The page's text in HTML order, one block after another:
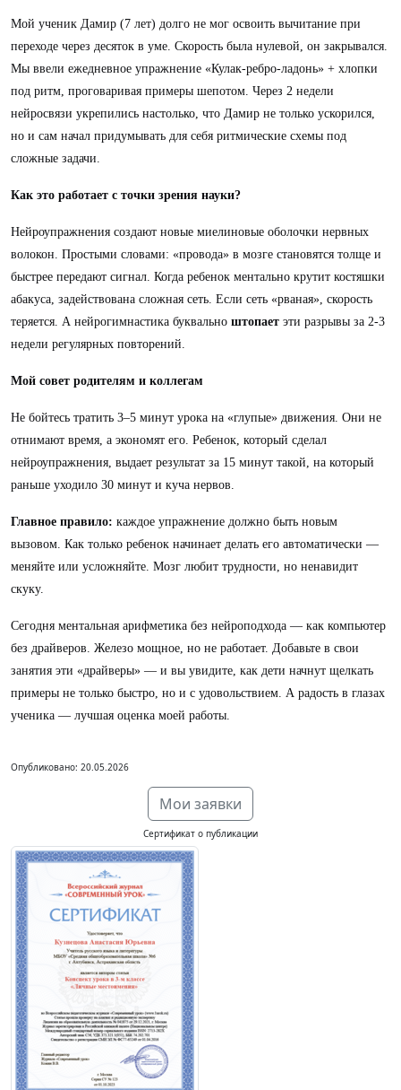
Мой ученик Дамир (7 лет) долго не мог освоить вычитание при
переходе через десяток в уме. Скорость была нулевой, он закрывался.
Мы ввели ежедневное упражнение «Кулак-ребро-ладонь» + хлопки
под ритм, проговаривая примеры шепотом. Через 2 недели
нейросвязи укрепились настолько, что Дамир не только ускорился,
но и сам начал придумывать для себя ритмические схемы под
сложные задачи.
Как это работает с точки зрения науки?
Нейроупражнения создают новые миелиновые оболочки нервных
волокон. Простыми словами: «провода» в мозге становятся толще и
быстрее передают сигнал. Когда ребенок ментально крутит костяшки
абакуса, задействована сложная сеть. Если сеть «рваная», скорость
теряется. А нейрогимнастика буквально штопает эти разрывы за 2-3
недели регулярных повторений.
Мой совет родителям и коллегам
Не бойтесь тратить 3–5 минут урока на «глупые» движения. Они не
отнимают время, а экономят его. Ребенок, который сделал
нейроупражнения, выдает результат за 15 минут такой, на который
раньше уходило 30 минут и куча нервов.
Главное правило: каждое упражнение должно быть новым
вызовом. Как только ребенок начинает делать его автоматически —
меняйте или усложняйте. Мозг любит трудности, но ненавидит
скуку.
Сегодня ментальная арифметика без нейроподхода — как компьютер
без драйверов. Железо мощное, но не работает. Добавьте в свои
занятия эти «драйверы» — и вы увидите, как дети начнут щелкать
примеры не только быстро, но и с удовольствием. А радость в глазах
ученика — лучшая оценка моей работы.
Опубликовано: 20.05.2026
Мои заявки
Сертификат о публикации